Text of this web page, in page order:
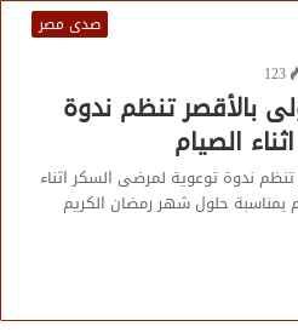
صدى مصر
123
بالأقصر تنظم ندوة
الصيام
ندوة توعوية لمرضى السكر اثناء
بمناسبة حلول شهر رمضان الكريم